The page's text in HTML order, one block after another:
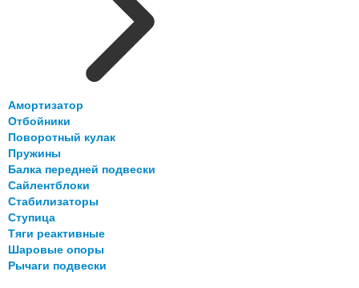
Амортизатор
Отбойники
Поворотный кулак
Пружины
Балка передней подвески
Сайлентблоки
Стабилизаторы
Ступица
Тяги реактивные
Шаровые опоры
Рычаги подвески